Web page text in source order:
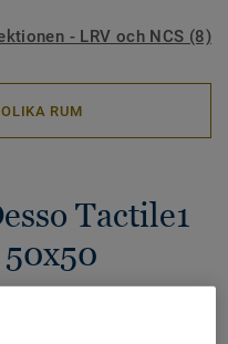
- LRV och NCS (8)
RUM
Tactile1